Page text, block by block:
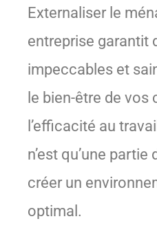
Externaliser le
entreprise garantit
impeccables et
le bien-être de
l’efficacité au
n’est qu’une partie
créer un
optimal.